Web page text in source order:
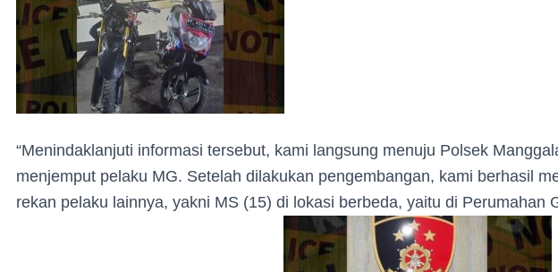
“Menindaklanjuti informasi tersebut, kami langsung menuju Polsek
menjemput pelaku MG. Setelah dilakukan pengembangan, kami berhasil
rekan pelaku lainnya, yakni MS (15) di lokasi berbeda, yaitu di Perumahan